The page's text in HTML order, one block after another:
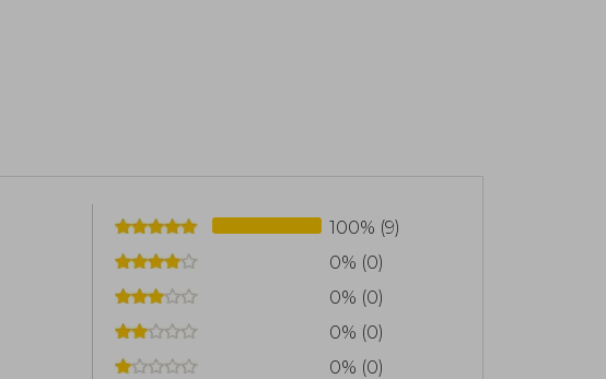
100% (9)
0% (0)
0% (0)
0% (0)
0% (0)